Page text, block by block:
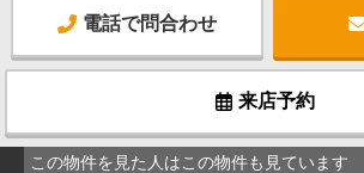
電話で問合わせ
来店予約
この物件を見た人はこの物件も見ています